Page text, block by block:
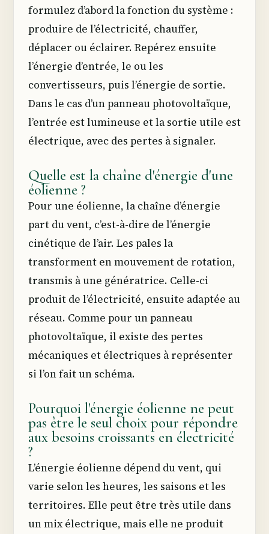
formulez d’abord la fonction du système :
produire de l’électricité, chauffer,
déplacer ou éclairer. Repérez ensuite
l’énergie d’entrée, le ou les
convertisseurs, puis l’énergie de sortie.
Dans le cas d’un panneau photovoltaïque,
l’entrée est lumineuse et la sortie utile est
électrique, avec des pertes à signaler.
Quelle est la chaîne d'énergie d'une
éolienne ?
Pour une éolienne, la chaîne d’énergie
part du vent, c’est-à-dire de l’énergie
cinétique de l’air. Les pales la
transforment en mouvement de rotation,
transmis à une génératrice. Celle-ci
produit de l’électricité, ensuite adaptée au
réseau. Comme pour un panneau
photovoltaïque, il existe des pertes
mécaniques et électriques à représenter
si l’on fait un schéma.
Pourquoi l'énergie éolienne ne peut
pas être le seul choix pour répondre
aux besoins croissants en électricité
?
L’énergie éolienne dépend du vent, qui
varie selon les heures, les saisons et les
territoires. Elle peut être très utile dans
un mix électrique, mais elle ne produit